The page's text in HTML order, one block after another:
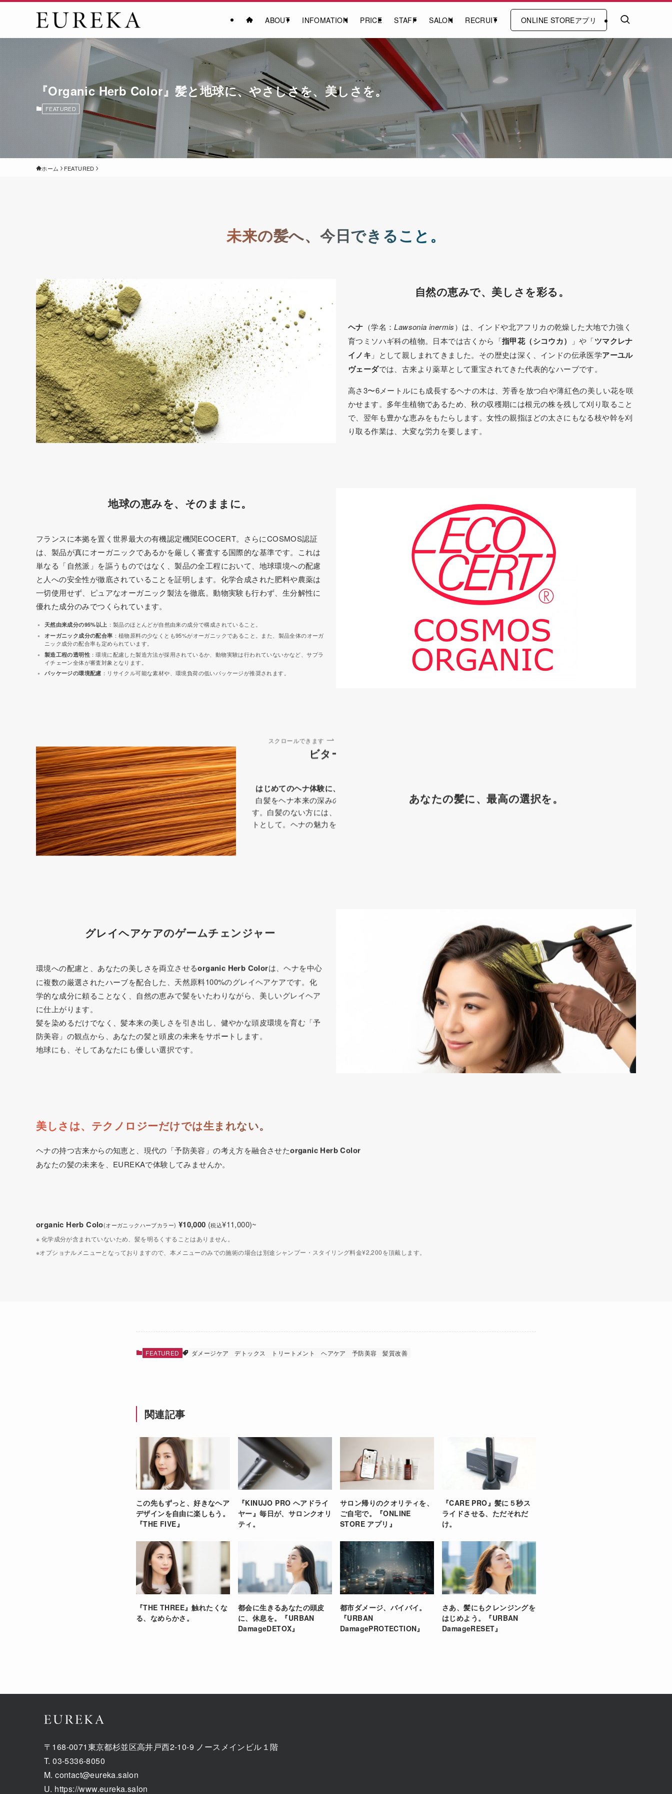
ABOUT INFOMATION PRICE STAFF SALON RECRUIT ONLINE STOREアプリ
『Organic Herb Color』髪と地球に、やさしさを、美しさを。
FEATURED
ホーム FEATURED
未来の髪へ、今日できること。
自然の恵みで、美しさを彩る。
ヘナ （学名：Lawsonia inermis）は、インドや北アフリカの乾燥した大地で力強く
育つミソハギ科の植物。日本では古くから「指甲花（シコウカ） 」や「ツマクレナ
イノキ 」として親しまれてきました。その歴史は深く、インドの伝承医学アーユル
ヴェーダでは、古来より薬草として重宝されてきた代表的なハーブです。
高さ3〜6メートルにも成長するヘナの木は、芳香を放つ白や薄紅色の美しい花を咲
かせます。多年生植物であるため、秋の収穫期には根元の株を残して刈り取ること
で、翌年も豊かな恵みをもたらします。女性の親指ほどの太さにもなる枝や幹を刈
り取る作業は、大変な労力を要します。
地球の恵みを、そのままに。
フランスに本拠を置く世界最大の有機認定機関ECOCERT。さらにCOSMOS認証
は、製品が真にオーガニックであるかを厳しく審査する国際的な基準です。これは
単なる「自然派」を謳うものではなく、製品の全工程において、地球環境への配慮
と人への安全性が徹底されていることを証明します。化学合成された肥料や農薬は
一切使用せず、ピュアなオーガニック製法を徹底。動物実験も行わず、生分解性に
優れた成分のみでつくられています。
天然由来成分の95%以上 ：製品のほとんどが自然由来の成分で構成されていること。
オーガニック成分の配合率 ：植物原料の少なくとも95%がオーガニックであること。また、製品全体のオーガ
ニック成分の配合率も定められています。
製造工程の透明性 ：環境に配慮した製造方法が採用されているか、動物実験は行われていないかなど、サプラ
イチェーン全体が審査対象となります。
パッケージの環境配慮 ：リサイクル可能な素材や、環境負荷の低いパッケージが推奨されます。
スクロールできます
ビターオレンジ
はじめてのヘナ体験に、鮮やかな「ビターオレンジ」
白髪をヘナ本来の深みのあるオレンジ色に染め上げま
す。白髪のない方には、髪に輝きを与えるトリートメン
トとして。ヘナの魅力を、その手で確かめてください。
あなたの髪に、最高の選択を。
グレイヘアケアのゲームチェンジャー
環境への配慮と、あなたの美しさを両立させるorganic Herb Colorは、ヘナを中心
に複数の厳選されたハーブを配合した、天然原料100%のグレイヘアケアです。化
学的な成分に頼ることなく、自然の恵みで髪をいたわりながら、美しいグレイヘア
に仕上がります。
髪を染めるだけでなく、髪本来の美しさを引き出し、健やかな頭皮環境を育む「予
防美容」の観点から、あなたの髪と頭皮の未来をサポートします。
地球にも、そしてあなたにも優しい選択です。
美しさは、テクノロジーだけでは生まれない。
ヘナの持つ古来からの知恵と、現代の「予防美容」の考え方を融合させたorganic Herb Color
あなたの髪の未来を、EUREKAで体験してみませんか。
organic Herb Colo(オーガニックハーブカラー) ¥10,000 (税込¥11,000)~
※ 化学成分が含まれていないため、髪を明るくすることはありません。
※オプショナルメニューとなっておりますので、本メニューのみでの施術の場合は別途シャンプー・スタイリング料金¥2,200を頂戴します。
FEATURED ダメージケア デトックス トリートメント ヘアケア 予防美容 髪質改善
関連記事
この先もずっと、好きなヘア
デザインを自由に楽しもう。
『THE FIVE』
『KINUJO PRO ヘアドライ
ヤー』毎日が、サロンクオリ
ティ。
サロン帰りのクオリティを、
ご自宅で。『ONLINE
STORE アプリ』
『CARE PRO』髪に５秒ス
ライドさせる、ただそれだ
け。
『THE THREE』触れたくな
る、なめらかさ。
都会に生きるあなたの頭皮
に、休息を。『URBAN
DamageDETOX』
都市ダメージ、バイバイ。
『URBAN
DamagePROTECTION』
さあ、髪にもクレンジングを
はじめよう。『URBAN
DamageRESET』
〒168-0071東京都杉並区高井戸西2-10-9 ノースメインビル１階
T. 03-5336-8050
M. contact@eureka.salon
U. https://www.eureka.salon